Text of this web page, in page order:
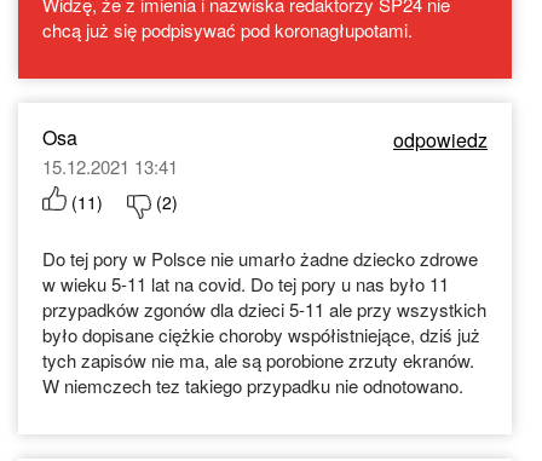
chcą już się podpisywać pod koronagłupotami.
Osa odpowiedz
15.12.2021 13:41
(11) (2)
Do tej pory w Polsce nie umarło żadne dziecko zdrowe
w wieku 5-11 lat na covid. Do tej pory u nas było 11
przypadków zgonów dla dzieci 5-11 ale przy wszystkich
było dopisane ciężkie choroby współistniejące, dziś już
tych zapisów nie ma, ale są porobione zrzuty ekranów.
W niemczech tez takiego przypadku nie odnotowano.